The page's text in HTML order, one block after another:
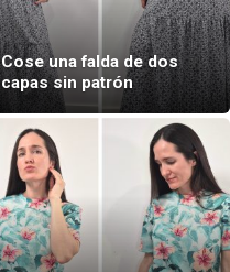
Cose una falda de dos
capas sin patrón